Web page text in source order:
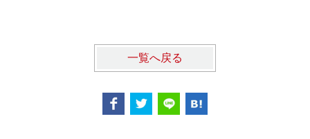
一覧へ戻る